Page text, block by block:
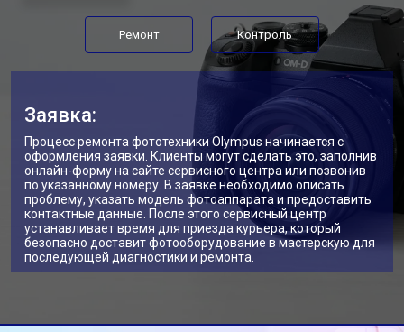
Ремонт Контроль
Заявка:
Процесс ремонта фототехники Olympus начинается с
оформления заявки. Клиенты могут сделать это, заполнив
онлайн-форму на сайте сервисного центра или позвонив
по указанному номеру. В заявке необходимо описать
проблему, указать модель фотоаппарата и предоставить
контактные данные. После этого сервисный центр
устанавливает время для приезда курьера, который
безопасно доставит фотооборудование в мастерскую для
последующей диагностики и ремонта.